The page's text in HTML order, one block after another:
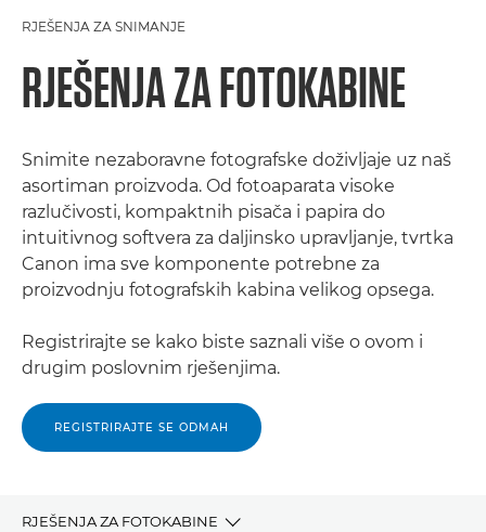
RJEŠENJA ZA SNIMANJE
RJEŠENJA ZA FOTOKABINE
Snimite nezaboravne fotografske doživljaje uz naš
asortiman proizvoda. Od fotoaparata visoke
razlučivosti, kompaktnih pisača i papira do
intuitivnog softvera za daljinsko upravljanje, tvrtka
Canon ima sve komponente potrebne za
proizvodnju fotografskih kabina velikog opsega.
Registrirajte se kako biste saznali više o ovom i
drugim poslovnim rješenjima.
REGISTRIRAJTE SE ODMAH
RJEŠENJA ZA FOTOKABINE